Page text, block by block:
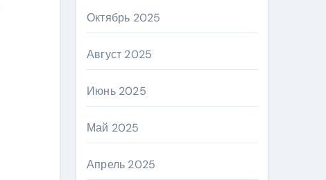
Октябрь 2025
Август 2025
Июнь 2025
Май 2025
Апрель 2025